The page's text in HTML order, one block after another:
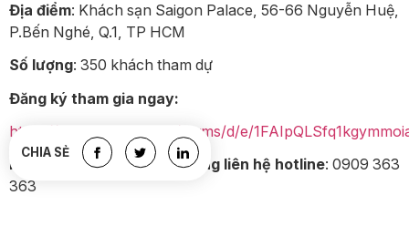
Địa điểm: Khách sạn Saigon Palace, 56-66 Nguyễn Huệ,
P.Bến Nghé, Q.1, TP HCM
Số lượng: 350 khách tham dự
Đăng ký tham gia ngay:
https://docs.google.com/forms/d/e/
Mọi thông tin chi tiết vui lòng liên hệ hotline: 0909 363
363
CHIA SẺ